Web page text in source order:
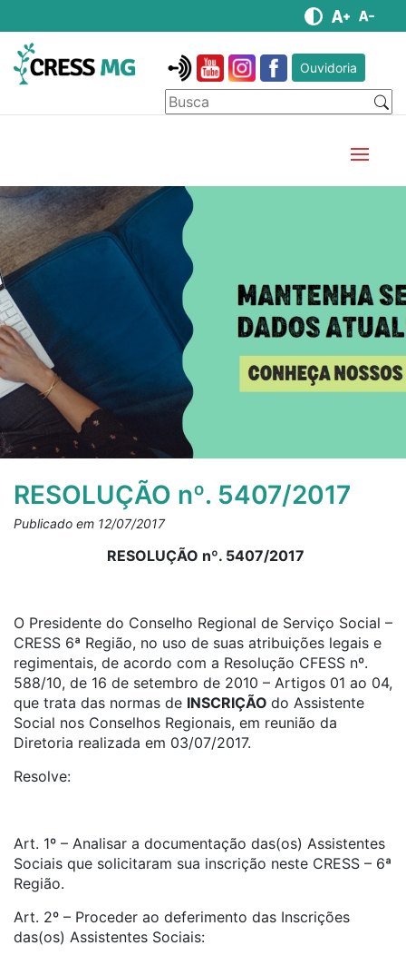
Ouvidoria
RESOLUÇÃO nº. 5407/2017
Publicado em 12/07/2017
RESOLUÇÃO nº. 5407/2017
O Presidente do Conselho Regional de Serviço Social –
CRESS 6ª Região, no uso de suas atribuições legais e
regimentais, de acordo com a Resolução CFESS nº.
588/10, de 16 de setembro de 2010 – Artigos 01 ao 04,
que trata das normas de INSCRIÇÃO do Assistente
Social nos Conselhos Regionais, em reunião da
Diretoria realizada em 03/07/2017.
Resolve:
Art. 1º – Analisar a documentação das(os) Assistentes
Sociais que solicitaram sua inscrição neste CRESS – 6ª
Região.
Art. 2º – Proceder ao deferimento das Inscrições
das(os) Assistentes Sociais: